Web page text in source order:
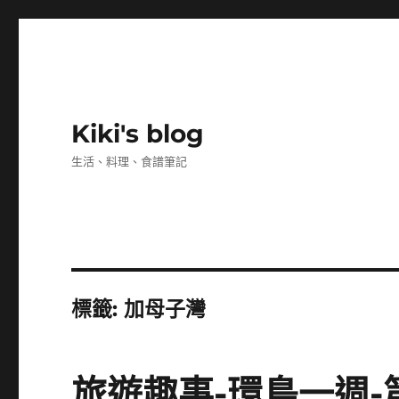
Kiki's blog
生活、料理、食譜筆記
標籤: 加母子灣